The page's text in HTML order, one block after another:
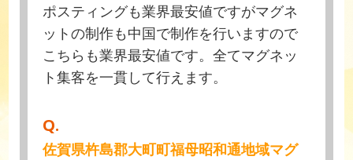
ポスティングも業界最安値ですがマグネ
ットの制作も中国で制作を行いますので
こちらも業界最安値です。全てマグネッ
ト集客を一貫して行えます。
Q.
佐賀県杵島郡大町町福母昭和通地域マグ